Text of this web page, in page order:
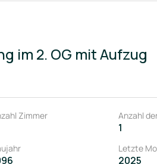
im 2. OG mit Aufzug
Zimmer Anzahl
1
Letzte
2025